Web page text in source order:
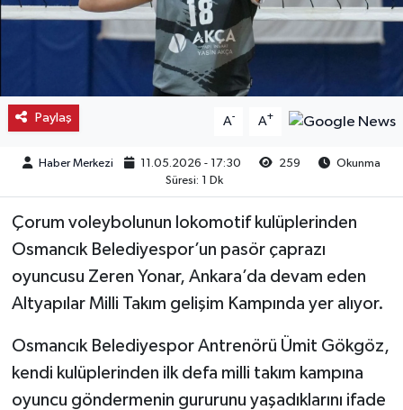
Paylaş A- A+
Haber Merkezi 11.05.2026 - 17:30 259
Okunma
Süresi: 1 Dk
Çorum voleybolunun lokomotif kulüplerinden
Osmancık Belediyespor’un pasör çaprazı
oyuncusu Zeren Yonar, Ankara’da devam eden
Altyapılar Milli Takım gelişim Kampında yer alıyor.
Osmancık Belediyespor Antrenörü Ümit Gökgöz,
kendi kulüplerinden ilk defa milli takım kampına
oyuncu göndermenin gururunu yaşadıklarını ifade
Mecitözü
Oğuzlar
Ortaköy
Sungurlu
Uğurludağ
Sağlık